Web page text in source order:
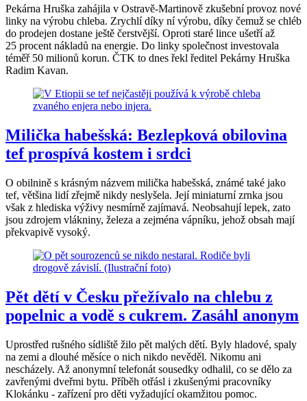
Pekárna Hruška zahájila v Ostravě-Martinově zkušební provoz nové
linky na výrobu chleba. Zrychlí díky ní výrobu, díky čemuž se chléb
do prodejen dostane ještě čerstvější. Oproti staré lince ušetří až
25 procent nákladů na energie. Do linky společnost investovala
téměř 50 milionů korun. ČTK to dnes řekl ředitel Pekárny Hruška
Radim Kavan.
Milička habešská: Bezlepková obilovina
tef prospívá kostem i srdci
O obilnině s krásným názvem milička habešská, známé také jako
tef, většina lidí zřejmě nikdy neslyšela. Její miniaturní zrnka jsou
však z hlediska výživy nesmírně zajímavá. Neobsahují lepek, zato
jsou zdrojem vlákniny, železa a zejména vápníku, jehož obsah mají
překvapivě vysoký.
Pět dětí v Česku přežívalo na chlebu z
popelnic a vodě s cukrem. Zasáhl anonym
Uprostřed rušného sídliště žilo pět malých dětí. Byly hladové, spaly
na zemi a dlouhé měsíce o nich nikdo nevěděl. Nikomu ani
nescházely. Až anonymní telefonát sousedky odhalil, co se dělo za
zavřenými dveřmi bytu. Příběh otřásl i zkušenými pracovníky
Klokánku - zařízení pro děti vyžadující okamžitou pomoc.